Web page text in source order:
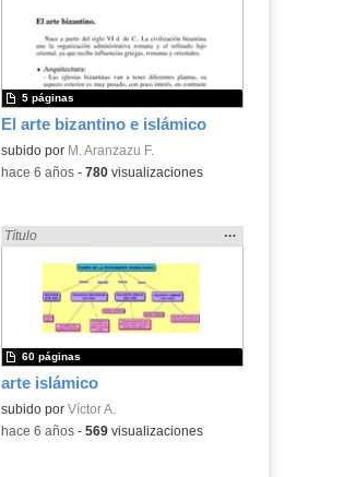
El arte bizantino e islámico
subido por M. Aranzazu F.
5 páginas
-hace 6 años- 780visualizaciones
arte islámico
Encontrado «islamismo» en:
Título
Mostrar
la
…
subido por Víctor A.
60 páginas
-hace 6 años- 569visualizaciones